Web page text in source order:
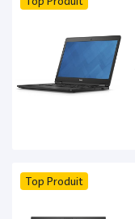
Top Produit